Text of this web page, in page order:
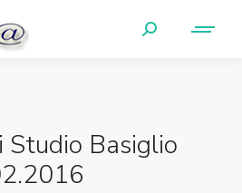
Studio Basiglio